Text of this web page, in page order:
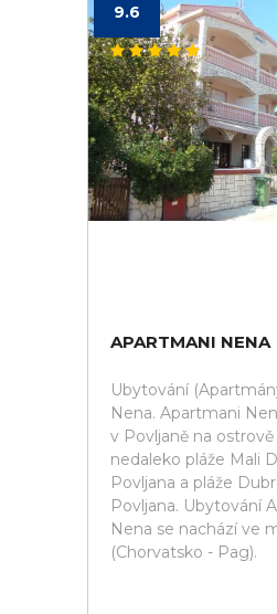
9.6
APARTMANI NENA
Ubytování
Nena. Apartmani
v Povljaně na
nedaleko pláže Mali
Povljana a pláže
Povljana. Ubytování
Nena se nachází ve
(Chorvatsko - Pag).